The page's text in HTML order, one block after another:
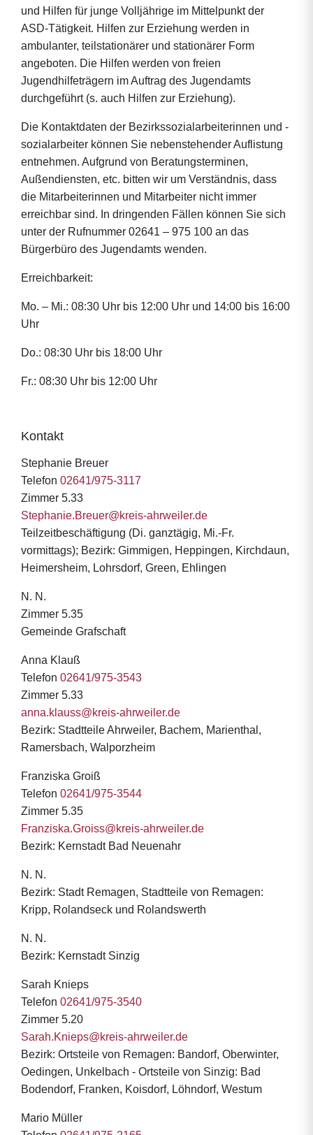
und Hilfen für junge Volljährige im Mittelpunkt der
ASD-Tätigkeit. Hilfen zur Erziehung werden in
ambulanter, teilstationärer und stationärer Form
angeboten. Die Hilfen werden von freien
Jugendhilfeträgern im Auftrag des Jugendamts
durchgeführt (s. auch Hilfen zur Erziehung).
Die Kontaktdaten der Bezirkssozialarbeiterinnen und -
sozialarbeiter können Sie nebenstehender Auflistung
entnehmen. Aufgrund von Beratungsterminen,
Außendiensten, etc. bitten wir um Verständnis, dass
die Mitarbeiterinnen und Mitarbeiter nicht immer
erreichbar sind. In dringenden Fällen können Sie sich
unter der Rufnummer 02641 – 975 100 an das
Bürgerbüro des Jugendamts wenden.
Erreichbarkeit:
Mo. – Mi.: 08:30 Uhr bis 12:00 Uhr und 14:00 bis 16:00
Uhr
Do.: 08:30 Uhr bis 18:00 Uhr
Fr.: 08:30 Uhr bis 12:00 Uhr
Kontakt
Stephanie Breuer
Telefon 02641/975-3117
Zimmer 5.33
Stephanie.Breuer@kreis-ahrweiler.de
Teilzeitbeschäftigung (Di. ganztägig, Mi.-Fr.
vormittags); Bezirk: Gimmigen, Heppingen, Kirchdaun,
Heimersheim, Lohrsdorf, Green, Ehlingen
N. N.
Zimmer 5.35
Gemeinde Grafschaft
Anna Klauß
Telefon 02641/975-3543
Zimmer 5.33
anna.klauss@kreis-ahrweiler.de
Bezirk: Stadtteile Ahrweiler, Bachem, Marienthal,
Ramersbach, Walporzheim
Franziska Groiß
Telefon 02641/975-3544
Zimmer 5.35
Franziska.Groiss@kreis-ahrweiler.de
Bezirk: Kernstadt Bad Neuenahr
N. N.
Bezirk: Stadt Remagen, Stadtteile von Remagen:
Kripp, Rolandseck und Rolandswerth
N. N.
Bezirk: Kernstadt Sinzig
Sarah Knieps
Telefon 02641/975-3540
Zimmer 5.20
Sarah.Knieps@kreis-ahrweiler.de
Bezirk: Ortsteile von Remagen: Bandorf, Oberwinter,
Oedingen, Unkelbach - Ortsteile von Sinzig: Bad
Bodendorf, Franken, Koisdorf, Löhndorf, Westum
Mario Müller